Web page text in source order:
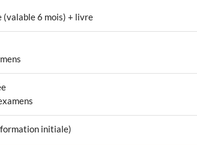
(valable 6 mois) + livre
initiale)